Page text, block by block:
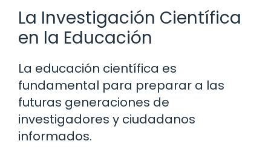
La Investigación Científica
en la Educación
La educación científica es
fundamental para preparar a las
futuras generaciones de
investigadores y ciudadanos
informados.